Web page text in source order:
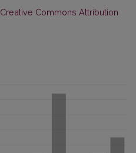
Creative Commons Attribution